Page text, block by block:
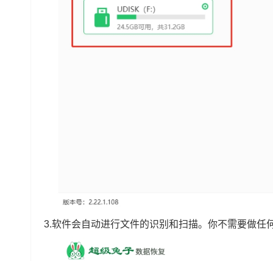
3.软件会自动进行文件的识别和扫描。你不需要做